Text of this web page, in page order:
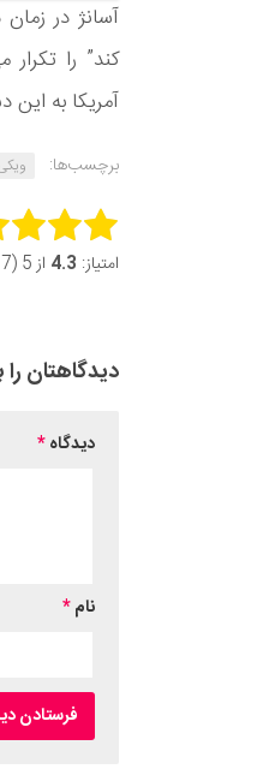
آسانژ در
کند” را
آمریکا به
برچسب‌ها:
this item:
امتیاز: 4.3 از 5 (7 رای)
دیدگاهتان را
دیدگاه*
نام*